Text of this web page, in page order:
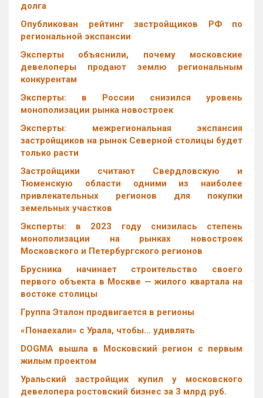
долга
Опубликован рейтинг застройщиков РФ по
региональной экспансии
Эксперты объяснили, почему московские
девелоперы продают землю региональным
конкурентам
Эксперты: в России снизился уровень
монополизации рынка новостроек
Эксперты: межрегиональная экспансия
застройщиков на рынок Северной столицы будет
только расти
Застройщики считают Свердловскую и
Тюменскую области одними из наиболее
привлекательных регионов для покупки
земельных участков
Эксперты: в 2023 году снизилась степень
монополизации на рынках новостроек
Московского и Петербургского регионов
Брусника начинает строительство своего
первого объекта в Москве — жилого квартала на
востоке столицы
Группа Эталон продвигается в регионы
«Понаехали» с Урала, чтобы… удивлять
DOGMA вышла в Московский регион с первым
жилым проектом
Уральский застройщик купил у московского
девелопера ростовский бизнес за 3 млрд руб.